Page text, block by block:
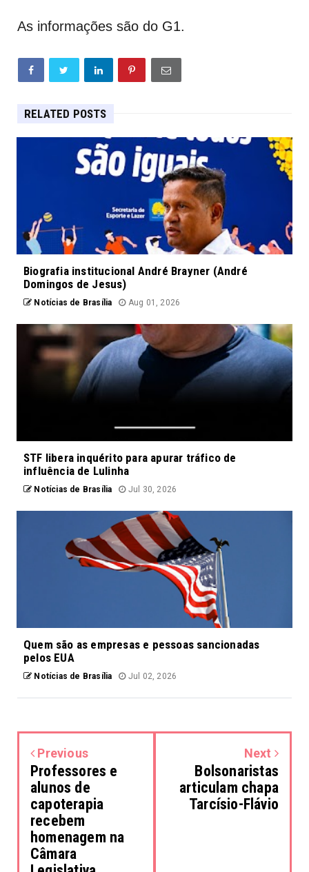
As informações são do G1.
RELATED POSTS
Biografia institucional André Brayner (André
Domingos de Jesus)
Notícias de Brasília Aug 01, 2026
STF libera inquérito para apurar tráfico de
influência de Lulinha
Notícias de Brasília Jul 30, 2026
Quem são as empresas e pessoas sancionadas
pelos EUA
Notícias de Brasília Jul 02, 2026
Previous
Professores e
alunos de
capoterapia
recebem
homenagem na
Câmara
Next
Bolsonaristas
articulam chapa
Tarcísio-Flávio